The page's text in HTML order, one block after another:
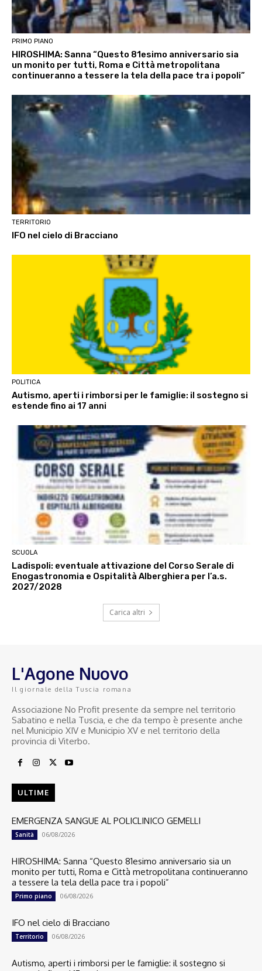
PRIMO PIANO
HIROSHIMA: Sanna “Questo 81esimo anniversario sia
un monito per tutti, Roma e Città metropolitana
continueranno a tessere la tela della pace tra i popoli”
TERRITORIO
IFO nel cielo di Bracciano
POLITICA
Autismo, aperti i rimborsi per le famiglie: il sostegno si
estende fino ai 17 anni
SCUOLA
Ladispoli: eventuale attivazione del Corso Serale di
Enogastronomia e Ospitalità Alberghiera per l’a.s.
2027/2028
Carica altri
L'Agone Nuovo
Il giornale della Tuscia romana
Associazione No Profit presente da sempre nel territorio
Sabatino e nella Tuscia, e che da tempo è presente anche
nel Municipio XIV e Municipio XV e nel territorio della
provincia di Viterbo.
ULTIME
EMERGENZA SANGUE AL POLICLINICO GEMELLI
Sanità 06/08/2026
HIROSHIMA: Sanna “Questo 81esimo anniversario sia un
monito per tutti, Roma e Città metropolitana continueranno
a tessere la tela della pace tra i popoli”
Primo piano 06/08/2026
IFO nel cielo di Bracciano
Territorio 06/08/2026
Autismo, aperti i rimborsi per le famiglie: il sostegno si